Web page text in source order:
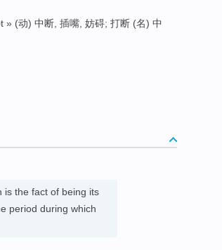
» (动) 中断, 插嘴, 妨碍; 打断 (名) 中
is the fact of being its
period during which